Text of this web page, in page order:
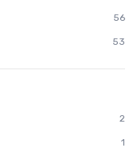
56
53
2
1